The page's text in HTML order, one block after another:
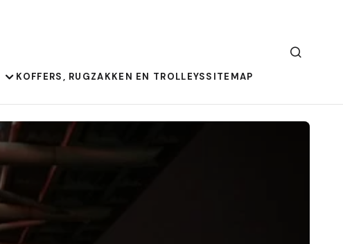
KOFFERS, RUGZAKKEN EN TROLLEYSSITEMAP